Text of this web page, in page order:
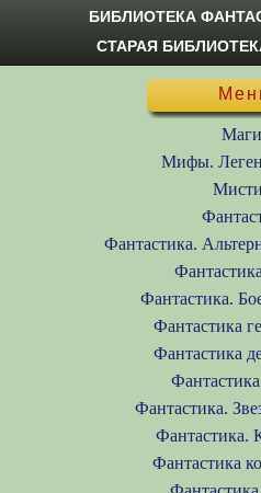
БИБЛИОТЕКА
СТАРАЯ
Мифы.
Фантастика.
Фантастика.
Фантастика
Фантастика
Фантастика
Фантастика.
Фантастика.
Фантастика